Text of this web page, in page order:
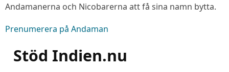
Andamanerna och Nicobarerna att få sina namn bytta.
Prenumerera på Andaman
Stöd Indien.nu